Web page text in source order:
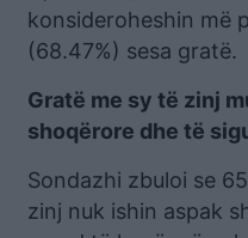
konsideroheshin më
(68.47%) sesa gratë.
Gratë me sy të zinj
shoqërore dhe të
Sondazhi zbuloi se
zinj nuk ishin aspak